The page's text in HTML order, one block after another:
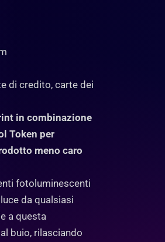
di credito, carte dei
in combinazione
Token per
meno caro
fotoluminescenti
da qualsiasi
a questa
buio, rilasciando